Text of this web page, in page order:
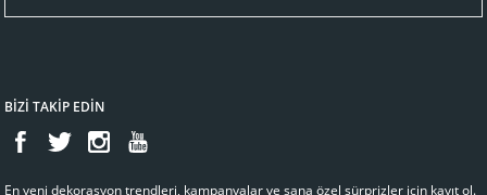
BİZİ TAKİP EDİN
En yeni dekorasyon trendleri, kampanyalar ve sana özel sürprizler için kayıt ol.